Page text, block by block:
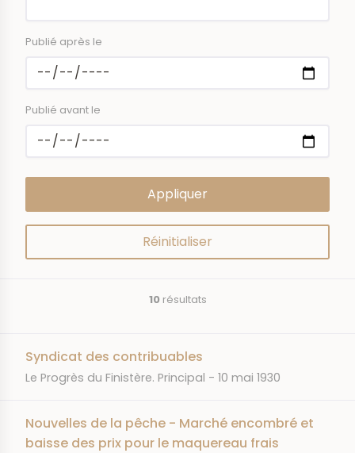
Publié après le
Publié avant le
10 résultats
Syndicat des contribuables
JOURNAL
Le Progrès du Finistère. Principal DATE
10 mai 1930
Nouvelles de la pêche - Marché encombré et
baisse des prix pour le maquereau frais